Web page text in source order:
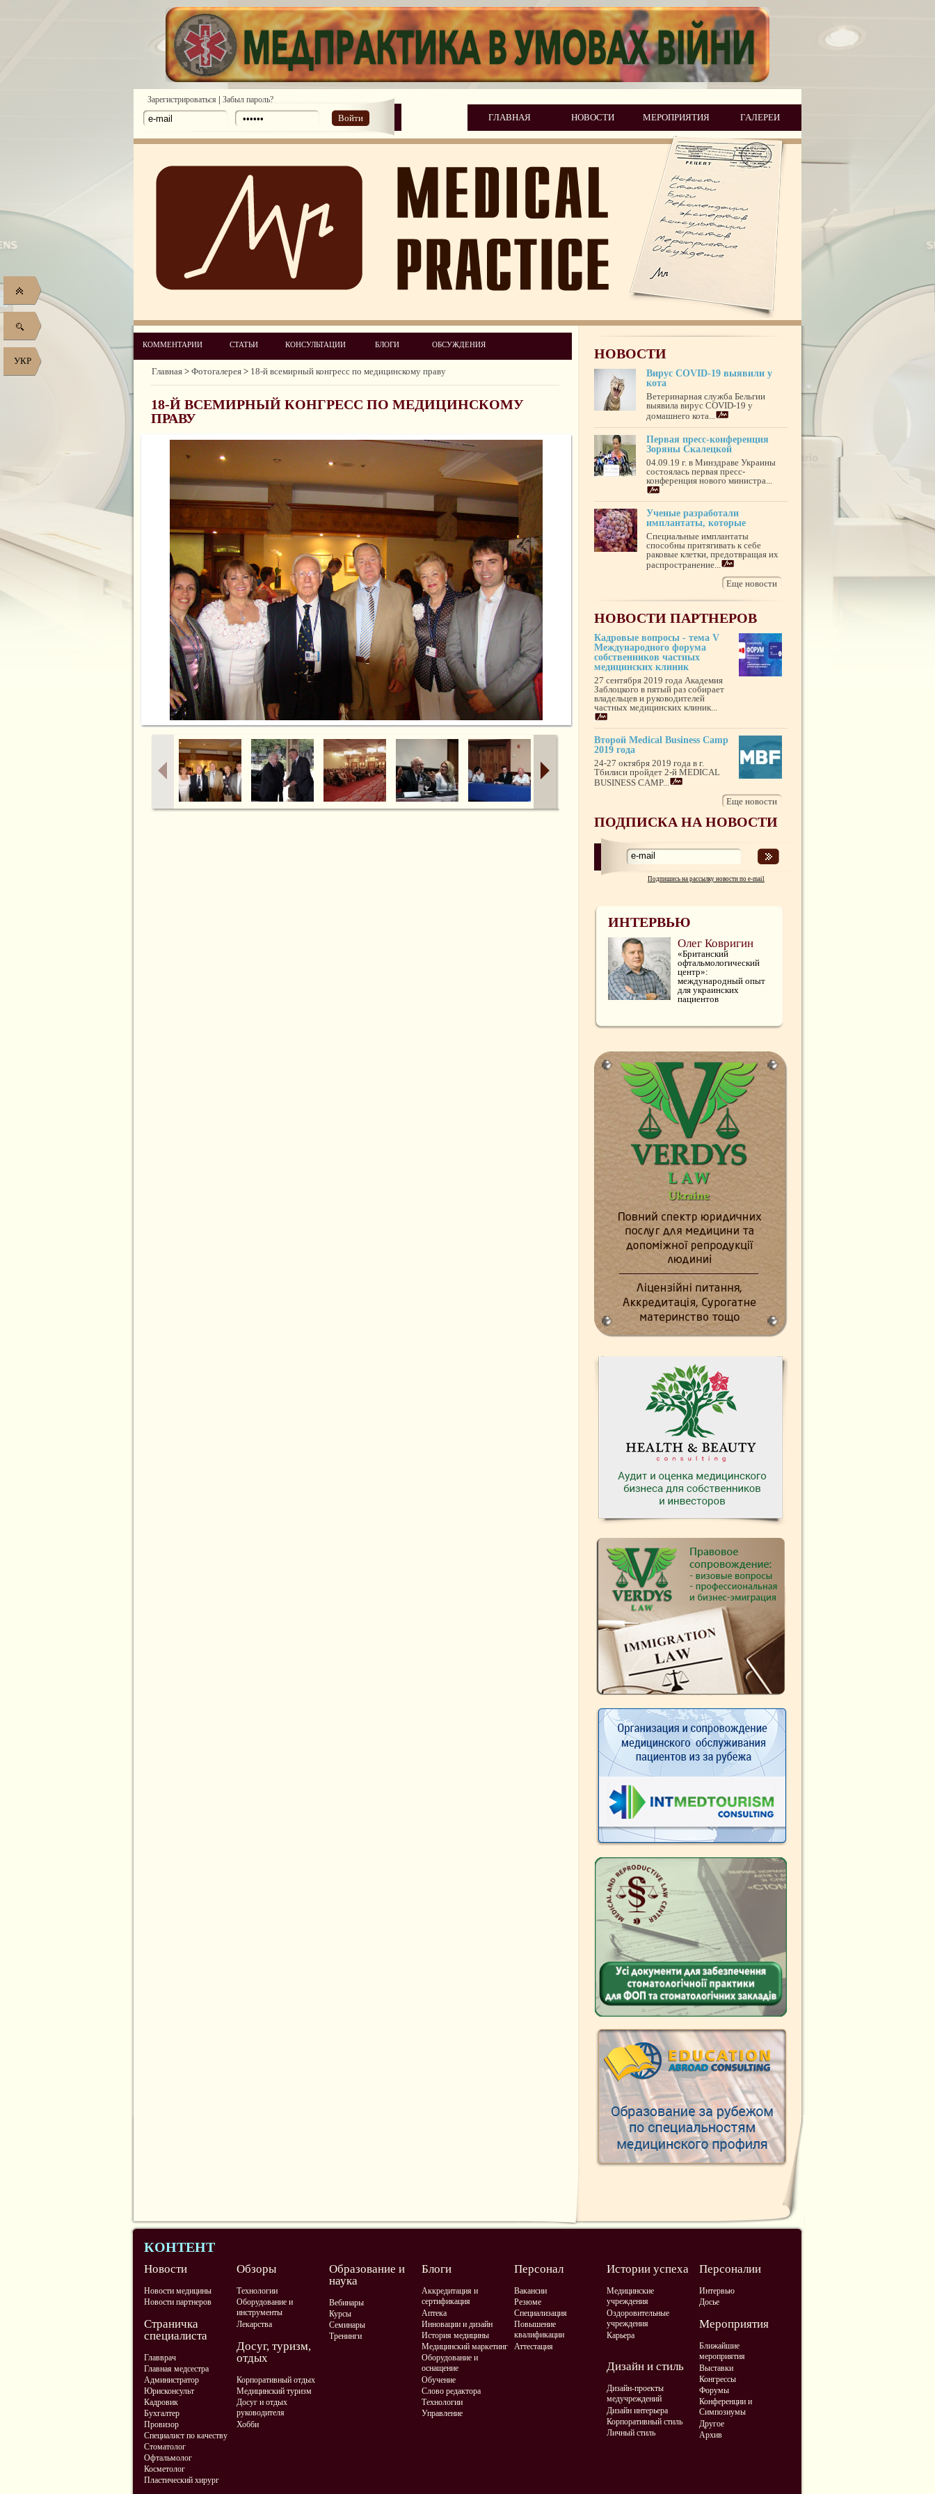
УКР
Зарегистрироваться | Забыл пароль?
Войти ГЛАВНАЯ НОВОСТИ МЕРОПРИЯТИЯ ГАЛЕРЕИ
КОММЕНТАРИИ СТАТЬИ КОНСУЛЬТАЦИИ БЛОГИ ОБСУЖДЕНИЯ
Главная > Фотогалерея > 18-й всемирный конгресс по медицинскому праву
18-Й ВСЕМИРНЫЙ КОНГРЕСС ПО МЕДИЦИНСКОМУ
ПРАВУ
НОВОСТИ
Вирус COVID-19 выявили у
кота
Ветеринарная служба Бельгии
выявила вирус COVID-19 у
домашнего кота...
Первая пресс-конференция
Зоряны Скалецкой
04.09.19 г. в Минздраве Украины
состоялась первая пресс-
конференция нового министра...
Ученые разработали
имплантаты, которые
Специальные имплантаты
способны притягивать к себе
раковые клетки, предотвращая их
распространение...
Еще новости
НОВОСТИ ПАРТНЕРОВ
Кадровые вопросы - тема V
Международного форума
собственников частных
медицинских клиник
27 сентября 2019 года Академия
Заблоцкого в пятый раз собирает
владельцев и руководителей
частных медицинских клиник...
Второй Medical Business Camp
2019 года
24-27 октября 2019 года в г.
Тбилиси пройдет 2-й MEDICAL
BUSINESS CAMP...
Еще новости
ПОДПИСКА НА НОВОСТИ
Подпишись на рассылку новости по e-mail
ИНТЕРВЬЮ
Олег Ковригин
«Британский
офтальмологический
центр»:
международный опыт
для украинских
пациентов
КОНТЕНТ
Новости
Новости медицины
Новости партнеров
Обзоры
Технологии
Оборудование и
инструменты
Лекарства
Образование и
наука
Вебинары
Курсы
Семинары
Тренинги
Блоги
Аккредитация и
сертификация
Аптека
Инновации и дизайн
История медицины
Медицинский маркетинг
Оборудование и
оснащение
Обучение
Слово редактора
Технологии
Управление
Персонал
Вакансии
Резюме
Специализация
Повышение
квалификации
Аттестация
Истории успеха
Медицинские
учреждения
Оздоровительные
учреждения
Карьера
Персоналии
Интервью
Досье
Страничка
специалиста
Главврач
Главная медсестра
Администратор
Юрисконсульт
Кадровик
Бухгалтер
Провизор
Специалист по качеству
Стоматолог
Офтальмолог
Косметолог
Пластический хирург
Мероприятия
Ближайшие
мероприятия
Выставки
Конгрессы
Форумы
Конференции и
Симпозиумы
Другое
Архив
Досуг, туризм,
отдых
Корпоративный отдых
Медицинский туризм
Досуг и отдых
руководителя
Хобби
Дизайн и стиль
Дизайн-проекты
медучреждений
Дизайн интерьера
Корпоративный стиль
Личный стиль